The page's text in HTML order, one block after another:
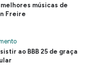
músicas de
Freire
ao BBB 25 de graça